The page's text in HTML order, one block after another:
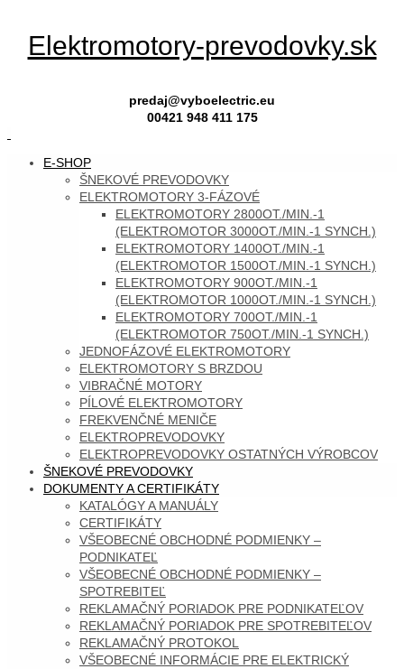
Elektromotory-prevodovky.sk
predaj@vyboelectric.eu
00421 948 411 175
SKIP
E-SHOP
ŠNEKOVÉ PREVODOVKY
ELEKTROMOTORY 3-FÁZOVÉ
ELEKTROMOTORY 2800OT./MIN.-1
(ELEKTROMOTOR 3000OT./MIN.-1 SYNCH.)
ELEKTROMOTORY 1400OT./MIN.-1
(ELEKTROMOTOR 1500OT./MIN.-1 SYNCH.)
ELEKTROMOTORY 900OT./MIN.-1
(ELEKTROMOTOR 1000OT./MIN.-1 SYNCH.)
ELEKTROMOTORY 700OT./MIN.-1
(ELEKTROMOTOR 750OT./MIN.-1 SYNCH.)
JEDNOFÁZOVÉ ELEKTROMOTORY
ELEKTROMOTORY S BRZDOU
VIBRAČNÉ MOTORY
PÍLOVÉ ELEKTROMOTORY
FREKVENČNÉ MENIČE
ELEKTROPREVODOVKY
ELEKTROPREVODOVKY OSTATNÝCH VÝROBCOV
ŠNEKOVÉ PREVODOVKY
DOKUMENTY A CERTIFIKÁTY
KATALÓGY A MANUÁLY
CERTIFIKÁTY
VŠEOBECNÉ OBCHODNÉ PODMIENKY –
PODNIKATEĽ
VŠEOBECNÉ OBCHODNÉ PODMIENKY –
SPOTREBITEĽ
REKLAMAČNÝ PORIADOK PRE PODNIKATEĽOV
REKLAMAČNÝ PORIADOK PRE SPOTREBITEĽOV
REKLAMAČNÝ PROTOKOL
VŠEOBECNÉ INFORMÁCIE PRE ELEKTRICKÝ